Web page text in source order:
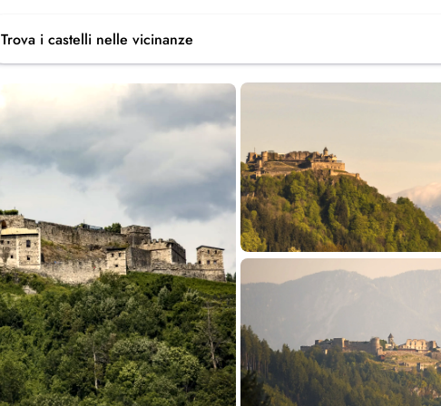
Trova i castelli nelle vicinanze